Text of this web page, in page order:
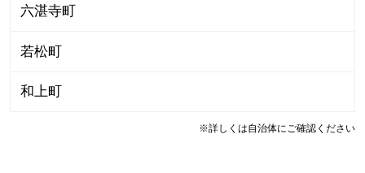
六湛寺町
若松町
和上町
※詳しくは自治体にご確認ください